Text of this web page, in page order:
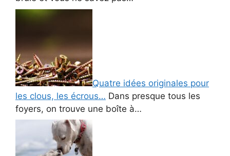
Quatre idées originales pour
les clous, les écrous… Dans presque tous les
foyers, on trouve une boîte à…